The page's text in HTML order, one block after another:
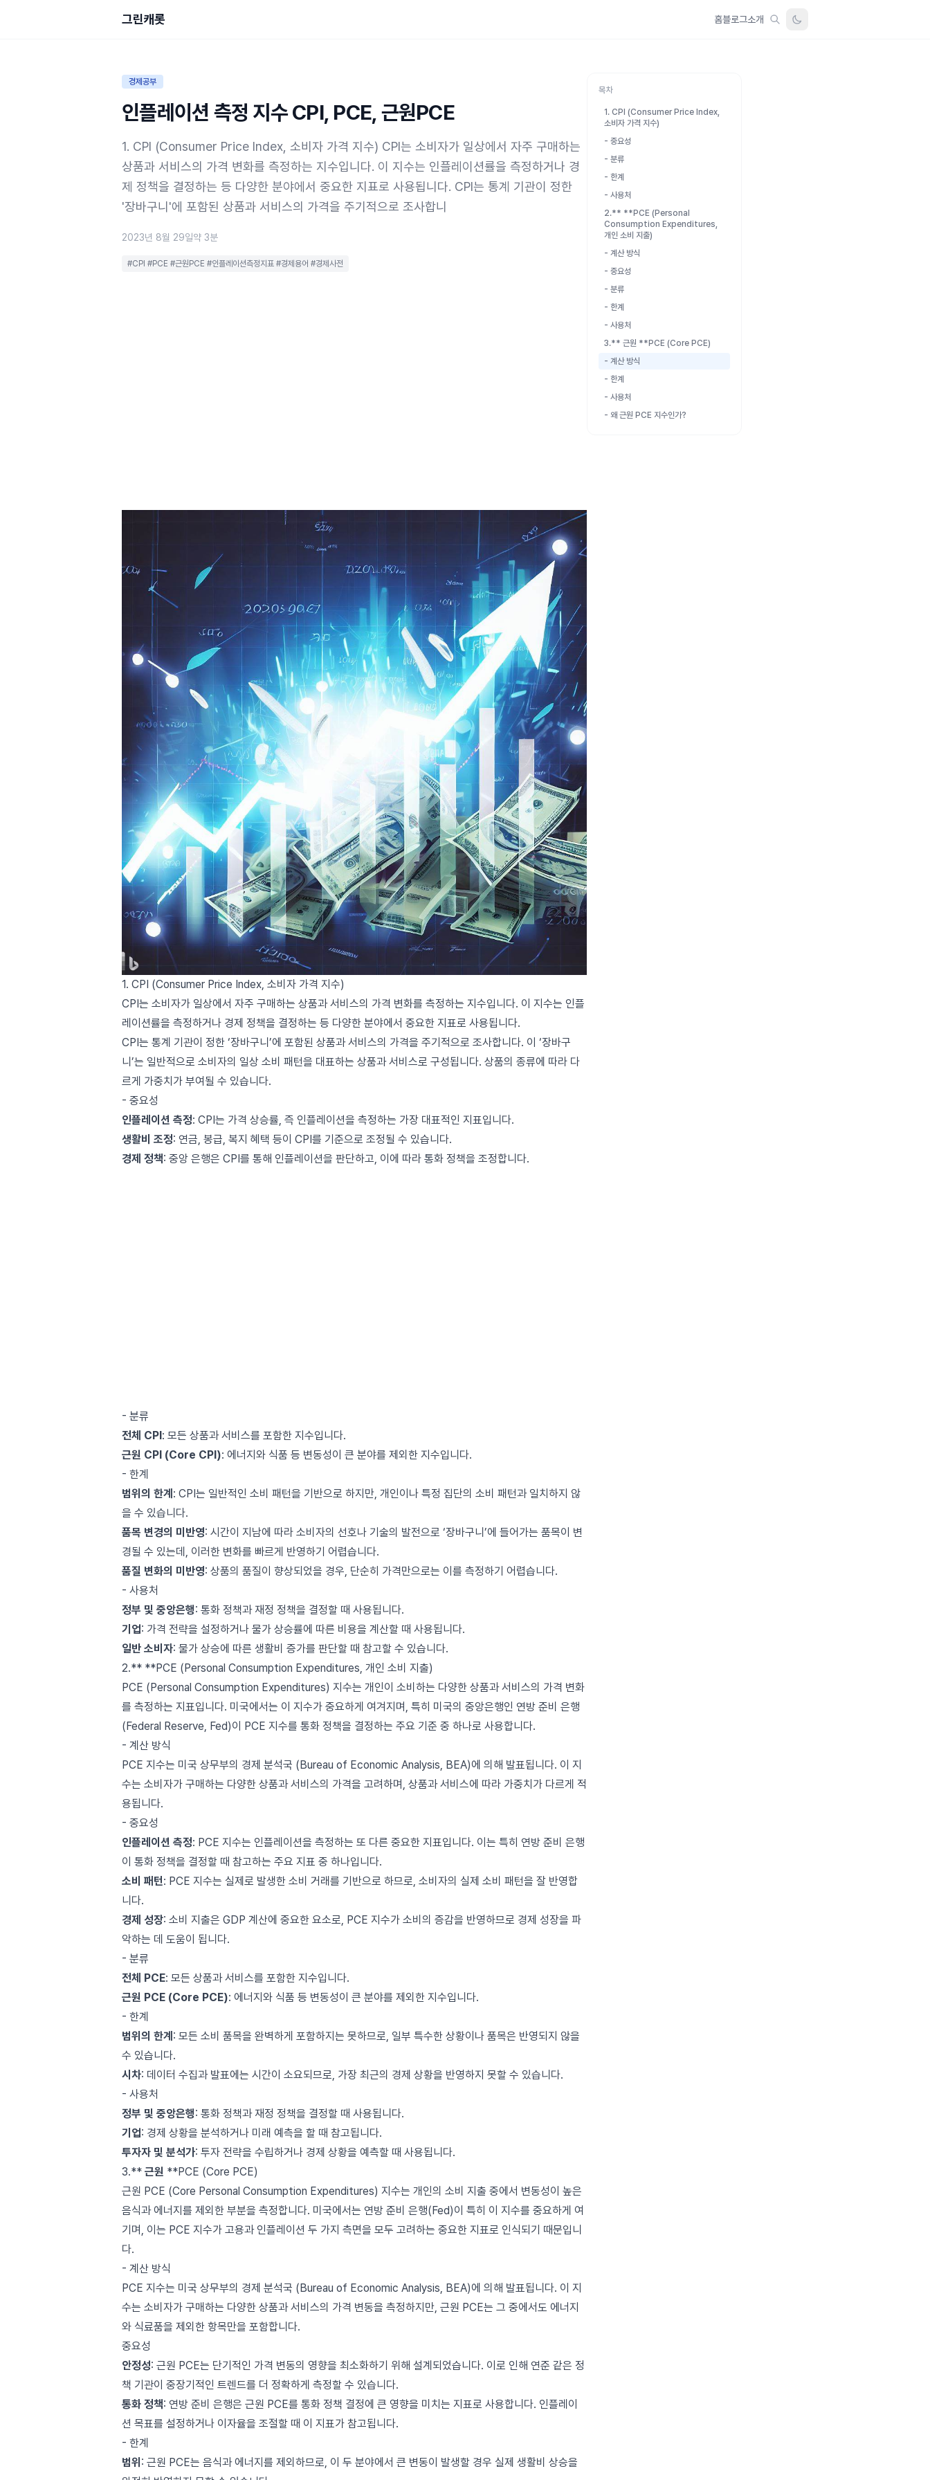
그린캐롯 홈블로그소개
경제공부
인플레이션 측정 지수 CPI, PCE, 근원PCE
1. CPI (Consumer Price Index, 소비자 가격 지수) CPI는 소비자가 일상에서 자주 구매하는
상품과 서비스의 가격 변화를 측정하는 지수입니다. 이 지수는 인플레이션률을 측정하거나 경
제 정책을 결정하는 등 다양한 분야에서 중요한 지표로 사용됩니다. CPI는 통계 기관이 정한
'장바구니'에 포함된 상품과 서비스의 가격을 주기적으로 조사합니
2023년 8월 29일약 3분
#CPI #PCE #근원PCE #인플레이션측정지표 #경제용어 #경제사전
1. CPI (Consumer Price Index, 소비자 가격 지수)
CPI는 소비자가 일상에서 자주 구매하는 상품과 서비스의 가격 변화를 측정하는 지수입니다. 이 지수는 인플
레이션률을 측정하거나 경제 정책을 결정하는 등 다양한 분야에서 중요한 지표로 사용됩니다.
CPI는 통계 기관이 정한 ‘장바구니’에 포함된 상품과 서비스의 가격을 주기적으로 조사합니다. 이 ‘장바구
니’는 일반적으로 소비자의 일상 소비 패턴을 대표하는 상품과 서비스로 구성됩니다. 상품의 종류에 따라 다
르게 가중치가 부여될 수 있습니다.
- 중요성
인플레이션 측정: CPI는 가격 상승률, 즉 인플레이션을 측정하는 가장 대표적인 지표입니다.
생활비 조정: 연금, 봉급, 복지 혜택 등이 CPI를 기준으로 조정될 수 있습니다.
경제 정책: 중앙 은행은 CPI를 통해 인플레이션을 판단하고, 이에 따라 통화 정책을 조정합니다.
- 분류
전체 CPI: 모든 상품과 서비스를 포함한 지수입니다.
근원 CPI (Core CPI): 에너지와 식품 등 변동성이 큰 분야를 제외한 지수입니다.
- 한계
범위의 한계 : CPI는 일반적인 소비 패턴을 기반으로 하지만, 개인이나 특정 집단의 소비 패턴과 일치하지 않
을 수 있습니다.
품목 변경의 미반영: 시간이 지남에 따라 소비자의 선호나 기술의 발전으로 ‘장바구니’에 들어가는 품목이 변
경될 수 있는데, 이러한 변화를 빠르게 반영하기 어렵습니다.
품질 변화의 미반영: 상품의 품질이 향상되었을 경우, 단순히 가격만으로는 이를 측정하기 어렵습니다.
- 사용처
정부 및 중앙은행: 통화 정책과 재정 정책을 결정할 때 사용됩니다.
기업: 가격 전략을 설정하거나 물가 상승률에 따른 비용을 계산할 때 사용됩니다.
일반 소비자: 물가 상승에 따른 생활비 증가를 판단할 때 참고할 수 있습니다.
2.** **PCE (Personal Consumption Expenditures, 개인 소비 지출)
PCE (Personal Consumption Expenditures) 지수는 개인이 소비하는 다양한 상품과 서비스의 가격 변화
를 측정하는 지표입니다. 미국에서는 이 지수가 중요하게 여겨지며, 특히 미국의 중앙은행인 연방 준비 은행
(Federal Reserve, Fed)이 PCE 지수를 통화 정책을 결정하는 주요 기준 중 하나로 사용합니다.
- 계산 방식
PCE 지수는 미국 상무부의 경제 분석국 (Bureau of Economic Analysis, BEA)에 의해 발표됩니다. 이 지
수는 소비자가 구매하는 다양한 상품과 서비스의 가격을 고려하며, 상품과 서비스에 따라 가중치가 다르게 적
용됩니다.
- 중요성
인플레이션 측정: PCE 지수는 인플레이션을 측정하는 또 다른 중요한 지표입니다. 이는 특히 연방 준비 은행
이 통화 정책을 결정할 때 참고하는 주요 지표 중 하나입니다.
소비 패턴: PCE 지수는 실제로 발생한 소비 거래를 기반으로 하므로, 소비자의 실제 소비 패턴을 잘 반영합
니다.
경제 성장: 소비 지출은 GDP 계산에 중요한 요소로, PCE 지수가 소비의 증감을 반영하므로 경제 성장을 파
악하는 데 도움이 됩니다.
- 분류
전체 PCE: 모든 상품과 서비스를 포함한 지수입니다.
근원 PCE (Core PCE): 에너지와 식품 등 변동성이 큰 분야를 제외한 지수입니다.
- 한계
범위의 한계 : 모든 소비 품목을 완벽하게 포함하지는 못하므로, 일부 특수한 상황이나 품목은 반영되지 않을
수 있습니다.
시차: 데이터 수집과 발표에는 시간이 소요되므로, 가장 최근의 경제 상황을 반영하지 못할 수 있습니다.
- 사용처
정부 및 중앙은행: 통화 정책과 재정 정책을 결정할 때 사용됩니다.
기업: 경제 상황을 분석하거나 미래 예측을 할 때 참고됩니다.
투자자 및 분석가: 투자 전략을 수립하거나 경제 상황을 예측할 때 사용됩니다.
3.** 근원 **PCE (Core PCE)
근원 PCE (Core Personal Consumption Expenditures) 지수는 개인의 소비 지출 중에서 변동성이 높은
음식과 에너지를 제외한 부분을 측정합니다. 미국에서는 연방 준비 은행(Fed)이 특히 이 지수를 중요하게 여
기며, 이는 PCE 지수가 고용과 인플레이션 두 가지 측면을 모두 고려하는 중요한 지표로 인식되기 때문입니
다.
- 계산 방식
PCE 지수는 미국 상무부의 경제 분석국 (Bureau of Economic Analysis, BEA)에 의해 발표됩니다. 이 지
수는 소비자가 구매하는 다양한 상품과 서비스의 가격 변동을 측정하지만, 근원 PCE는 그 중에서도 에너지
와 식료품을 제외한 항목만을 포함합니다.
중요성
안정성: 근원 PCE는 단기적인 가격 변동의 영향을 최소화하기 위해 설계되었습니다. 이로 인해 연준 같은 정
책 기관이 중장기적인 트렌드를 더 정확하게 측정할 수 있습니다.
통화 정책: 연방 준비 은행은 근원 PCE를 통화 정책 결정에 큰 영향을 미치는 지표로 사용합니다. 인플레이
션 목표를 설정하거나 이자율을 조절할 때 이 지표가 참고됩니다.
- 한계
범위 : 근원 PCE는 음식과 에너지를 제외하므로, 이 두 분야에서 큰 변동이 발생할 경우 실제 생활비 상승을
목차
1. CPI (Consumer Price Index,
소비자 가격 지수)
- 중요성
- 분류
- 한계
- 사용처
2.** **PCE (Personal
Consumption Expenditures,
개인 소비 지출)
- 계산 방식
- 중요성
- 분류
- 한계
- 사용처
3.** 근원 **PCE (Core PCE)
- 계산 방식
- 한계
- 사용처
- 왜 근원 PCE 지수인가?